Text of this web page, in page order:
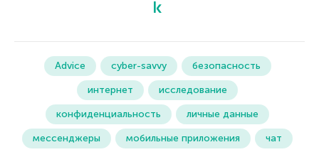
Advice cyber-savvy
безопасность
интернет
исследование
конфиденциальность
личные данные
мессенджеры
мобильные приложения чат